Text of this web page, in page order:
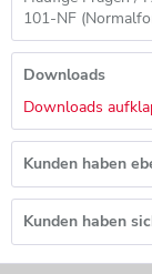
101-NF
Downloads
Downloads
Kunden haben
Kunden haben